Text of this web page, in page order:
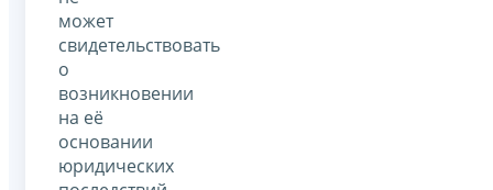
может
свидетельствовать
о
возникновении
на её
основании
юридических